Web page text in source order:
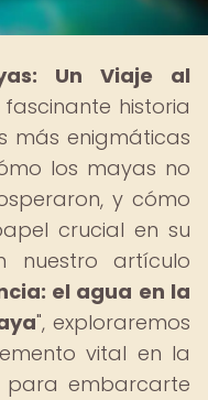
Un Viaje al
historia
más enigmáticas
los mayas no
y cómo
crucial en su
nuestro artículo
el agua en la
", exploraremos
vital en la
para embarcarte